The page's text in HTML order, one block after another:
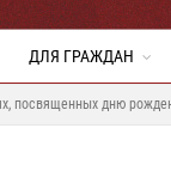
ДЛЯ ГРАЖДАН
посвященных дню